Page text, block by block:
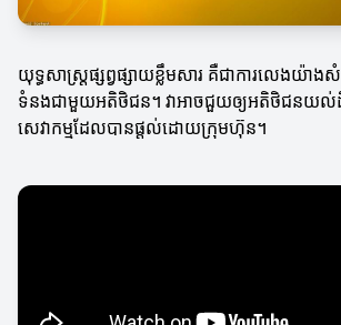
យុទ្ធសាស្ត្រផ្សព្វផ្សាយខ្លឹមសារ គឺជាការលេងយ៉ាង
ទំនងជាមួយអតិថិជន។ វាអាចជួយឲ្យអតិថិជន
សេវាកម្មដែលបានផ្តល់ដោយក្រុមហ៊ុន។